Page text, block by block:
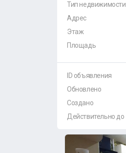
Тип недвижимости
Адрес
Этаж
Площадь
ID объявления
Обновлено
Создано
Действительно до